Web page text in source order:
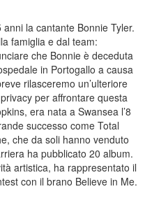
anni la cantante Bonnie Tyler.
famiglia e dal team:
che Bonnie è deceduta
in Portogallo a causa
rilasceremo un’ulteriore
per affrontare questa
era nata a Swansea l’8
successo come Total
che da soli hanno venduto
ha pubblicato 20 album.
artistica, ha rappresentato il
con il brano Believe in Me.